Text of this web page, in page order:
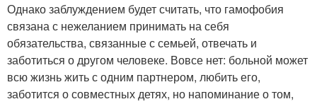
Однако заблуждением будет считать, что гамофобия
связана с нежеланием принимать на себя
обязательства, связанные с семьей, отвечать и
заботиться о другом человеке. Вовсе нет: больной может
всю жизнь жить с одним партнером, любить его,
заботится о совместных детях, но напоминание о том,